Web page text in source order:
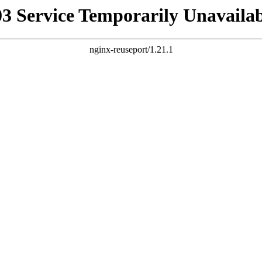
Service Temporarily
nginx-reuseport/1.21.1